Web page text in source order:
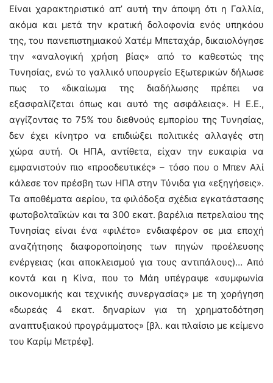
Είναι χαρακτηριστικό απ’ αυτή την άποψη ότι η Γαλλία,
ακόμα και μετά την κρατική δολοφονία ενός υπηκόου
της, του πανεπιστημιακού Χατέμ Μπεταχάρ, δικαιολόγησε
την «αναλογική χρήση βίας» από το καθεστώς της
Τυνησίας, ενώ το γαλλικό υπουργείο Εξωτερικών δήλωσε
πως το «δικαίωμα της διαδήλωσης πρέπει να
εξασφαλίζεται όπως και αυτό της ασφάλειας». Η Ε.Ε.,
αγγίζοντας το 75% του διεθνούς εμπορίου της Τυνησίας,
δεν έχει κίνητρο να επιδιώξει πολιτικές αλλαγές στη
χώρα αυτή. Οι ΗΠΑ, αντίθετα, είχαν την ευκαιρία να
εμφανιστούν πιο «προοδευτικές» – τόσο που ο Μπεν Αλί
κάλεσε τον πρέσβη των ΗΠΑ στην Τύνιδα για «εξηγήσεις».
Τα αποθέματα αερίου, τα φιλόδοξα σχέδια εγκατάστασης
φωτοβολταϊκών και τα 300 εκατ. βαρέλια πετρελαίου της
Τυνησίας είναι ένα «φιλέτο» ενδιαφέρον σε μια εποχή
αναζήτησης διαφοροποίησης των πηγών προέλευσης
ενέργειας (και αποκλεισμού για τους αντιπάλους)… Από
κοντά και η Κίνα, που το Μάη υπέγραψε «συμφωνία
οικονομικής και τεχνικής συνεργασίας» με τη χορήγηση
«δωρεάς 4 εκατ. δηναρίων για τη χρηματοδότηση
αναπτυξιακού προγράμματος» [βλ. και πλαίσιο με κείμενο
του Καρίμ Μετρέφ].